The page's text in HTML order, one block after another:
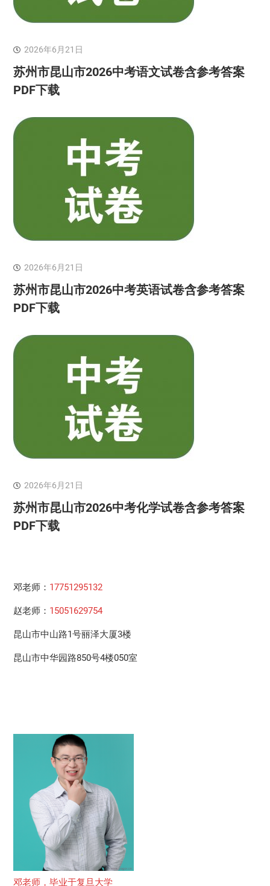
2026年6月21日
苏州市昆山市2026中考语文试卷含参考答案
PDF下载
2026年6月21日
苏州市昆山市2026中考英语试卷含参考答案
PDF下载
2026年6月21日
苏州市昆山市2026中考化学试卷含参考答案
PDF下载
邓老师： 17751295132
赵老师： 15051629754
昆山市中山路1号丽泽大厦3楼
昆山市中华园路850号4楼050室
邓老师，毕业于复旦大学